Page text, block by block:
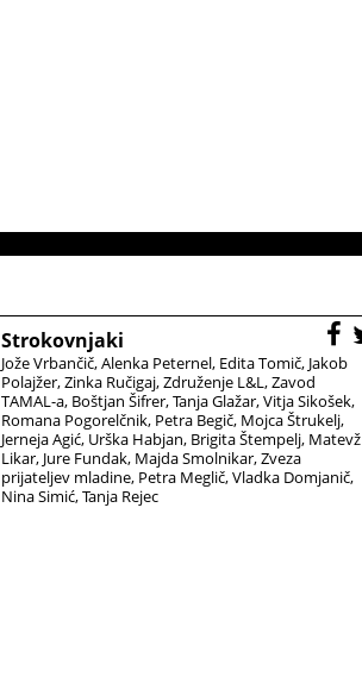
Strokovnjaki
Jože Vrbančič Alenka Peternel Edita Tomič Jakob
Polajžer Zinka Ručigaj Združenje L&L Zavod
TAMAL-a Boštjan Šifrer Tanja Glažar Vitja Sikošek
Romana Pogorelčnik Petra Begič Mojca Štrukelj
Jerneja Agić Urška Habjan Brigita Štempelj Matevž
Likar Jure Fundak Majda Smolnikar Zveza
prijateljev mladine Petra Meglič Vladka Domjanič
Nina Simić Tanja Rejec